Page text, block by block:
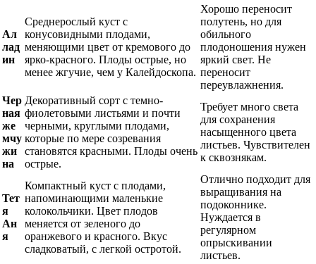
Ал
лад
ин
Среднерослый куст с
конусовидными плодами,
меняющими цвет от кремового до
ярко-красного. Плоды острые, но
менее жгучие, чем у Калейдоскопа.
Хорошо переносит
полутень, но для
обильного
плодоношения нужен
яркий свет. Не
переносит
переувлажнения.
Чер
ная
же
мчу
жи
на
Декоративный сорт с темно-
фиолетовыми листьями и почти
черными, круглыми плодами,
которые по мере созревания
становятся красными. Плоды очень
острые.
Требует много света
для сохранения
насыщенного цвета
листьев. Чувствителен
к сквознякам.
Тет
я
Ан
я
Компактный куст с плодами,
напоминающими маленькие
колокольчики. Цвет плодов
меняется от зеленого до
оранжевого и красного. Вкус
сладковатый, с легкой остротой.
Отлично подходит для
выращивания на
подоконнике.
Нуждается в
регулярном
опрыскивании
листьев.